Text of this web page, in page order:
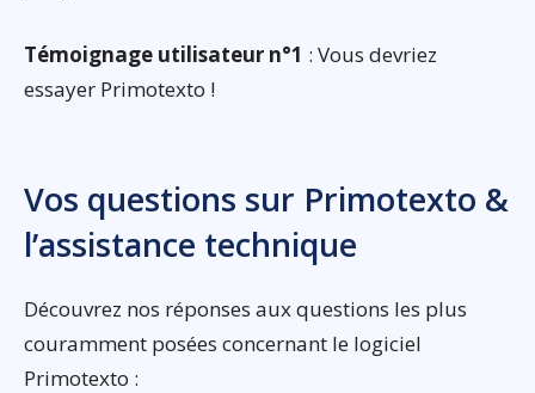
Témoignage utilisateur n°1 : Vous devriez
essayer Primotexto !
Vos questions sur Primotexto &
l’assistance technique
Découvrez nos réponses aux questions les plus
couramment posées concernant le logiciel
Primotexto :